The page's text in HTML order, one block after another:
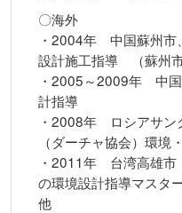
〇海外
・2004年 中国蘇州
設計施工指導 （蘇州
・2005～2009年 中
計指導
・2008年 ロシアサン
（ダーチャ協会）環境
・2011年 台湾高雄
の環境設計指導マスタ
他